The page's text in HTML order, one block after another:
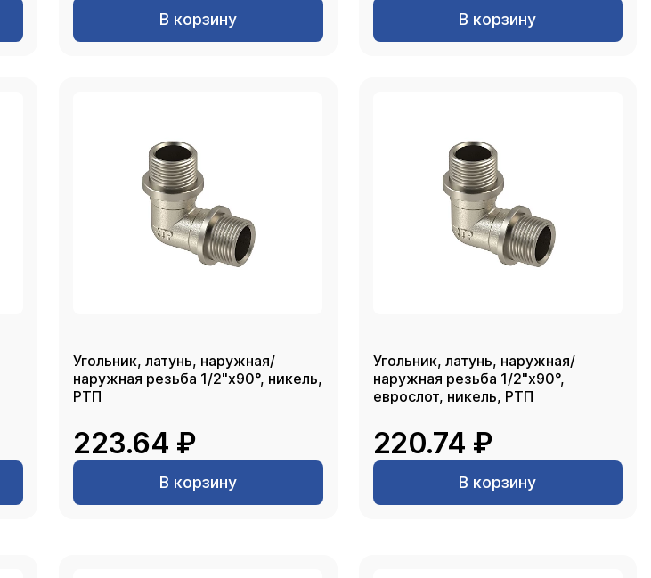
В корзину В корзину
Угольник, латунь, наружная/
наружная резьба 1/2"х90°, никель,
РТП
223.64 ₽
В корзину
Угольник, латунь, наружная/
наружная резьба 1/2"х90°,
еврослот, никель, РТП
220.74 ₽
В корзину